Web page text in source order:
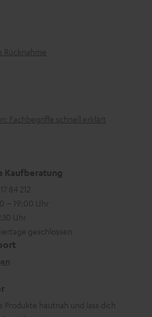
Rücknahme
Fachbegriffe schnell erklärt
Kaufberatung
84 212
– 19:00 Uhr
Uhr
geschlossen
Produkte hautnah und lass dich